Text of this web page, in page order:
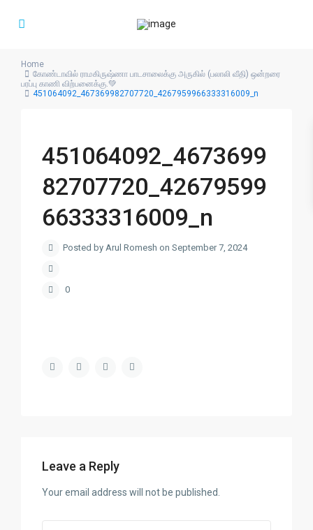
Home
கோண்டாவில் ராமகிருஷ்ணா பாடசாலைக்கு அருகில் (பலாலி வீதி) ஒன்றரை
பரப்பு காணி விற்பனைக்கு.💚
451064092_467369982707720_4267959966333316009_n
451064092_4673699
82707720_42679599
66333316009_n
Posted by Arul Romesh on September 7, 2024
0
Leave a Reply
Your email address will not be published.